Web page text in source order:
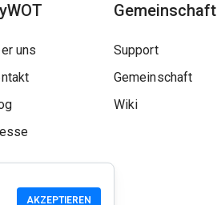
uns
Gemeinschaft
Support
Gemeinschaft
Wiki
AKZEPTIEREN